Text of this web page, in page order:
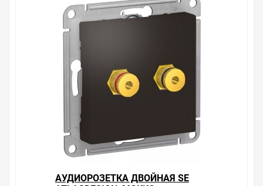
АУДИОРОЗЕТКА ДВОЙНАЯ SE